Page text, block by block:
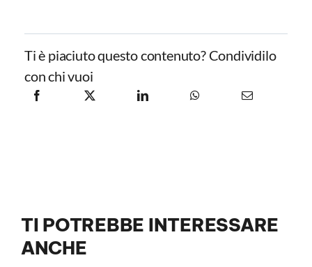
Ti è piaciuto questo contenuto? Condividilo
con chi vuoi
TI POTREBBE INTERESSARE
ANCHE